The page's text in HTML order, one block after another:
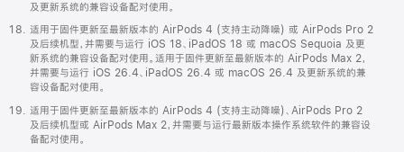
及更新系统的兼容设备配对使用。
适用于固件更新至最新版本的 AirPods 4 (支持主动降噪) 或 AirPods Pro 2
及后续机型，并需要与运行 iOS 18、iPadOS 18 或 macOS Sequoia 及更
新系统的兼容设备配对使用。适用于固件更新至最新版本的 AirPods Max 2，
并需要与运行 iOS 26.4、iPadOS 26.4 或 macOS 26.4 及更新系统的兼
容设备配对使用。
适用于固件更新至最新版本的 AirPods 4 (支持主动降噪)、AirPods Pro 2
及后续机型或 AirPods Max 2，并需要与运行最新版本操作系统软件的兼容设
备配对使用。